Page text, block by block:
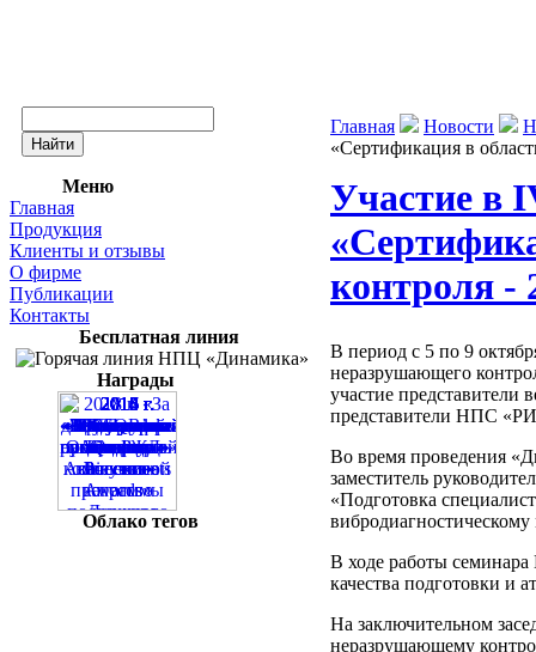
Меню
Главная
Продукция
Клиенты и отзывы
О фирме
Публикации
Контакты
Бесплатная линия
Награды
Облако тегов
Главная Новости
«Сертификация в
Участие в
контроля -
В период с 5 по 9
неразрушающего
участие
представители НПС
Во время проведения
заместитель
«Подготовка
В ходе работы
качества подготовки и
На заключительном
неразрушающему